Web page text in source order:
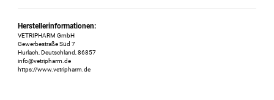
Herstellerinformationen:
VETRIPHARM GmbH
Gewerbestraße Süd 7
Hurlach, Deutschland, 86857
info@vetripharm.de
https://www.vetripharm.de